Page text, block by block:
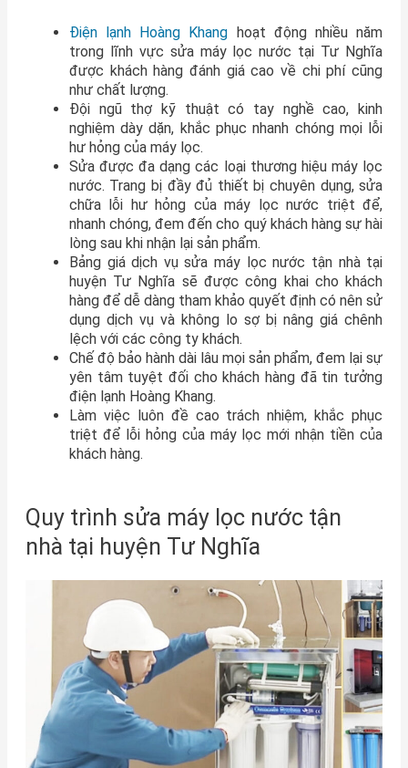
Điện lạnh Hoàng Khang hoạt động nhiều năm
trong lĩnh vực sửa máy lọc nước tại Tư Nghĩa
được khách hàng đánh giá cao về chi phí cũng
như chất lượng.
Đội ngũ thợ kỹ thuật có tay nghề cao, kinh
nghiệm dày dặn, khắc phục nhanh chóng mọi lỗi
hư hỏng của máy lọc.
Sửa được đa dạng các loại thương hiệu máy lọc
nước. Trang bị đầy đủ thiết bị chuyên dụng, sửa
chữa lỗi hư hỏng của máy lọc nước triệt để,
nhanhchóng, đem đến cho quý khách hàng sự hài
lòng sau khi nhận lại sản phẩm.
Bảng giá dịch vụ sửa máy lọc nước tận nhà tại
huyện Tư Nghĩa sẽ được công khai cho khách
hàng để dễ dàng tham khảo quyết định có nên sử
dụng dịch vụ và không lo sợ bị nâng giá chênh
lệch với các công ty khách.
Chế độ bảo hành dài lâu mọi sản phẩm, đem lại sự
yên tâm tuyệt đối cho khách hàng đã tin tưởng
điện lạnh Hoàng Khang.
Làm việc luôn đề cao trách nhiệm, khắc phục
triệt để lỗi hỏng của máy lọc mới nhận tiền của
khách hàng.
Quy trình sửa máy lọc nước tận
nhà tại huyện Tư Nghĩa